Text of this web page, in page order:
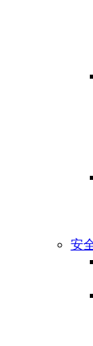
安